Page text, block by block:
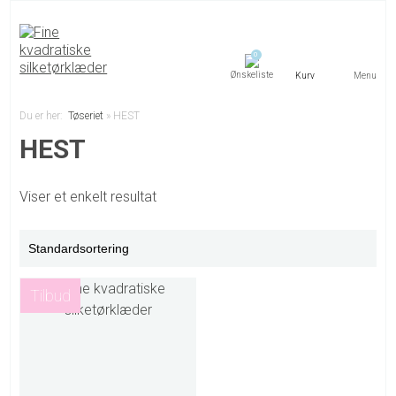
0
Menu
Du er her:Tøseriet » HEST
HEST
Viser et enkelt resultat
Tilbud